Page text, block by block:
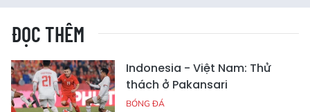
ĐỌC THÊM
Indonesia - Việt Nam: Thử
thách ở Pakansari
BÓNG ĐÁ